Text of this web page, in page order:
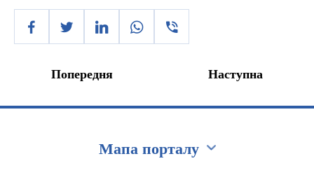
Попередня Наступна
Мапа порталу